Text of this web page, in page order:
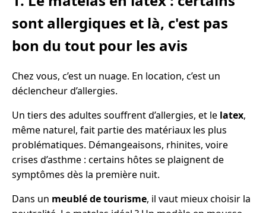
sont allergiques et là, c'est pas
bon du tout pour les avis
Chez vous, c’est un nuage. En location, c’est un
déclencheur d’allergies.
Un tiers des adultes souffrent d’allergies, et le latex,
même naturel, fait partie des matériaux les plus
problématiques. Démangeaisons, rhinites, voire
crises d’asthme : certains hôtes se plaignent de
symptômes dès la première nuit.
Dans un meublé de tourisme, il vaut mieux choisir la